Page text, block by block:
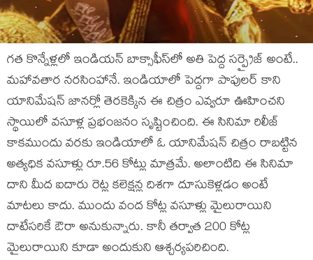
గ‌త కొన్నేళ్ల‌లో ఇండియన్ బాక్సాఫీస్‌లో అతి పెద్ద స‌ర్ప్రైజ్ అంటే..
మ‌హావ‌తార న‌ర‌సింహానే. ఇండియాలో పెద్ద‌గా పాపుల‌ర్ కాని
యానిమేష‌న్ జాన‌ర్లో తెర‌కెక్కిన ఈ చిత్రం ఎవ్వ‌రూ ఊహించ‌ని
స్థాయిలో వ‌సూళ్ల ప్ర‌భంజ‌నం సృష్టించింది. ఈ సినిమా రిలీజ్
కాక‌ముందు వ‌ర‌కు ఇండియాలో ఓ యానిమేష‌న్ చిత్రం రాబ‌ట్టిన
అత్య‌ధిక వ‌సూళ్లు రూ.56 కోట్లు మాత్ర‌మే. అలాంటిది ఈ సినిమా
దాని మీద ఐదారు రెట్ల క‌లెక్ష‌న్ల దిశ‌గా దూసుకెళ్ల‌డం అంటే
మాట‌లు కాదు. ముందు వంద కోట్ల వ‌సూళ్లు మైలురాయిని
దాటేస‌రికే ఔరా అనుకున్నారు. కానీ త‌ర్వాత 200 కోట్ల
మైలురాయిని కూడా అందుకుని ఆశ్చ‌ర్య‌ప‌రిచింది.